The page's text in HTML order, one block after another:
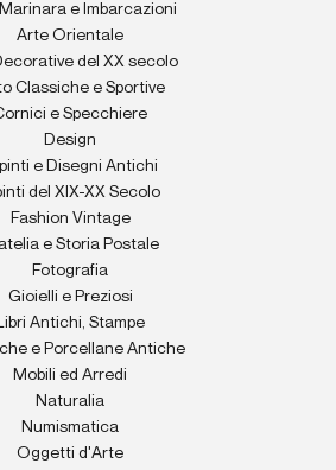
e Imbarcazioni
Arte Orientale
del XX secolo
Classiche e Sportive
e Specchiere
Design
e Disegni Antichi
del XIX-XX Secolo
Fashion Vintage
e Storia Postale
Fotografia
Gioielli e Preziosi
Antichi, Stampe
e Porcellane Antiche
Mobili ed Arredi
Naturalia
Numismatica
Oggetti d'Arte